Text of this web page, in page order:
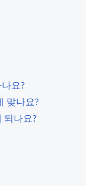
요?
맞나요?
되나요?